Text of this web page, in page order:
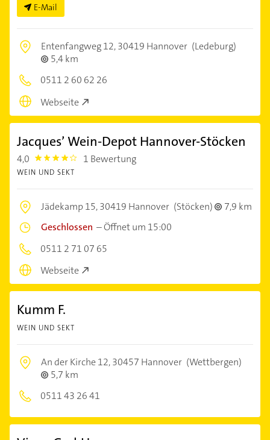
E-Mail
Entenfangweg 12,30419 Hannover (Ledeburg)
5,4 km
0511 2 60 62 26
Webseite
Jacques’ Wein-Depot Hannover-Stöcken
4,0 4.0 1 Bewertung
WEIN UND SEKT
Jädekamp 15,30419 Hannover (Stöcken)
7,9 km
Geschlossen –Öffnet um 15:00
0511 2 71 07 65
Webseite
Kumm F.
WEIN UND SEKT
An der Kirche 12,30457 Hannover (Wettbergen)
5,7 km
0511 43 26 41